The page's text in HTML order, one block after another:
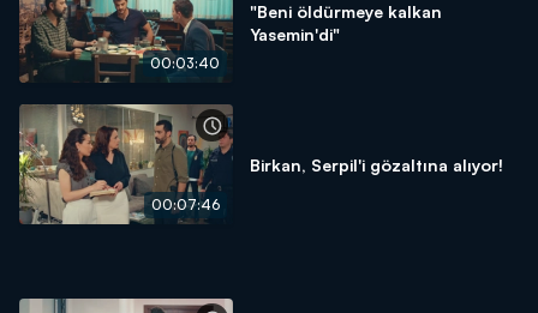
00:03:40
"Beni öldürmeye kalkan
Yasemin'di"
00:07:46
Birkan, Serpil'i gözaltına alıyor!